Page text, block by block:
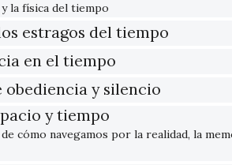
la física del tiempo
estragos del tiempo
en el tiempo
obediencia y silencio
y tiempo
cómo navegamos por la realidad, la